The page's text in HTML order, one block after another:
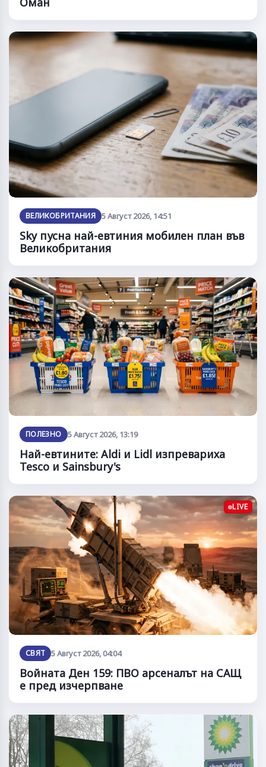
ВЕЛИКОБРИТАНИЯ 5 Август 2026, 14:51
Sky пусна най-евтиния мобилен план във
Великобритания
ПОЛЕЗНО 5 Август 2026, 13:19
Най-евтините: Aldi и Lidl изпревариха
Tesco и Sainsbury's
LIVE
СВЯТ 5 Август 2026, 04:04
Войната Ден 159: ПВО арсеналът на САЩ
е пред изчерпване